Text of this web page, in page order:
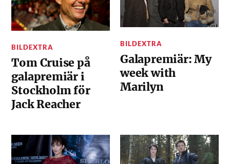
BILDEXTRA
Tom Cruise på
galapremiär i
Stockholm för
Jack Reacher
BILDEXTRA
Galapremiär: My
week with
Marilyn